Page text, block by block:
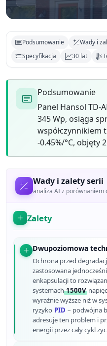
Podsumowanie Wady i
Specyfikacja
30 lat
Podsumowanie
Panel Hansol TD-
345 Wp, osiąga
-0.45%/°C, objęty
Wady i zalety serii
analiza AI z porównaniem
Zalety
Dwupoziomowa
Ochrona przed
zastosowana
enkapsulacji to
systemach1500V
wyraźnie wyższe niż w
ryzyko PID – podwójna
adresuje ten problem i
energii przez cały cykl